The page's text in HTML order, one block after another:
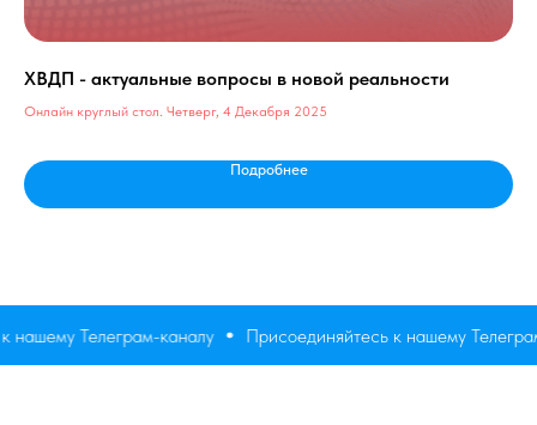
ХВДП - актуальные вопросы в новой реальности
Онлайн круглый стол. Четверг, 4 Декабря 2025
Подробнее
Телеграм-каналу Присоединяйтесь к нашему